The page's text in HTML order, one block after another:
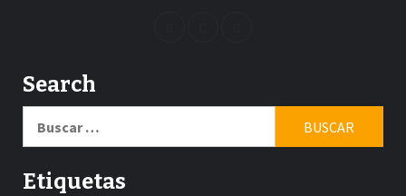
Search
Etiquetas